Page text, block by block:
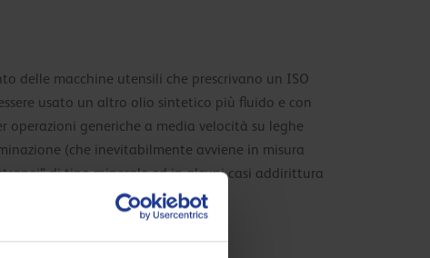
delle macchine utensili che prescrivano un ISO
usato un altro olio sintetico più fluido e con
operazioni generiche a media velocità su leghe
(che inevitabilmente avviene in misura
di tipo minerale ed in alcuni casi addirittura